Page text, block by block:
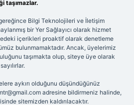
taşımazlar.
Bilgi Teknolojileri ve İletişim
bir Yer Sağlayıcı olarak hizmet
içerikleri proaktif olarak denetleme
bulunmamaktadır. Ancak, üyelerimiz
taşımakta olup, siteye üye olarak
aykırı olduğunu düşündüğünüz
adresine bildirmeniz halinde,
sitemizden kaldırılacaktır.